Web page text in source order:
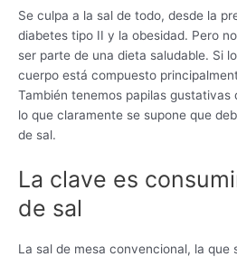
Se culpa a la sal de todo, desde la
diabetes tipo II y la obesidad. Pero
ser parte de una dieta saludable. Si
cuerpo está compuesto
También tenemos papilas gustativas
lo que claramente se supone que
de sal.
La clave es
de sal
La sal de mesa convencional, la que